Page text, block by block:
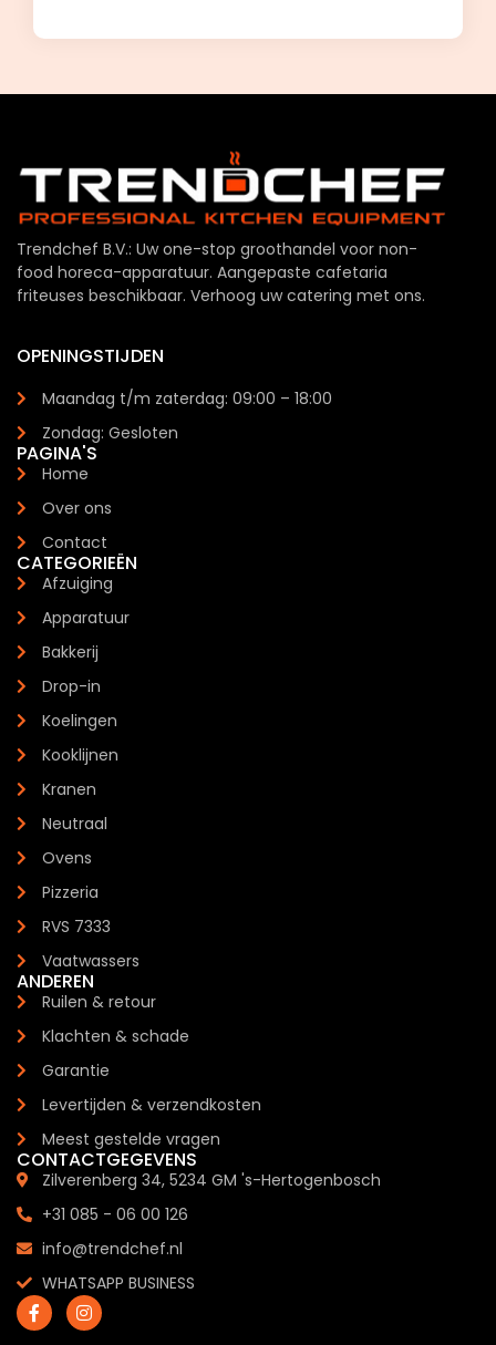
Trendchef B.V.: Uw one-stop groothandel voor non-
food horeca-apparatuur. Aangepaste cafetaria
friteuses beschikbaar. Verhoog uw catering met ons.
OPENINGSTIJDEN
Maandag t/m zaterdag: 09:00 – 18:00
Zondag: Gesloten
PAGINA'S
Home
Over ons
Contact
CATEGORIEËN
Afzuiging
Apparatuur
Bakkerij
Drop-in
Koelingen
Kooklijnen
Kranen
Neutraal
Ovens
Pizzeria
RVS 7333
Vaatwassers
ANDEREN
Ruilen & retour
Klachten & schade
Garantie
Levertijden & verzendkosten
Meest gestelde vragen
CONTACTGEGEVENS
Zilverenberg 34, 5234 GM 's-Hertogenbosch
+31 085 - 06 00 126
info@trendchef.nl
WHATSAPP BUSINESS